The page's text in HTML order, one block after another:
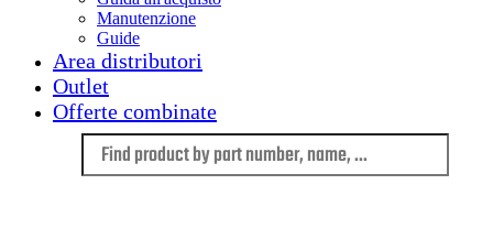
Manutenzione
Guide
Area distributori
Outlet
Offerte combinate